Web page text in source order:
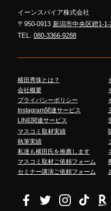
イーンスパイア株式会社
〒950-0913 新潟市中央区鐙1-1-
TEL. 080-3366-9288
横田秀珠とは？
会社概要
プライバシーポリシー
Instagram関連サービス
LINE関連サービス
マスコミ取材実績
執筆実績
私達も横田氏を推薦します
マスコミ取材ご依頼フォーム
セミナー講演ご依頼フォーム